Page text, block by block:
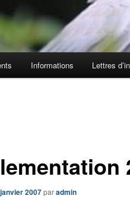
Informations Lettres
2007paradmin